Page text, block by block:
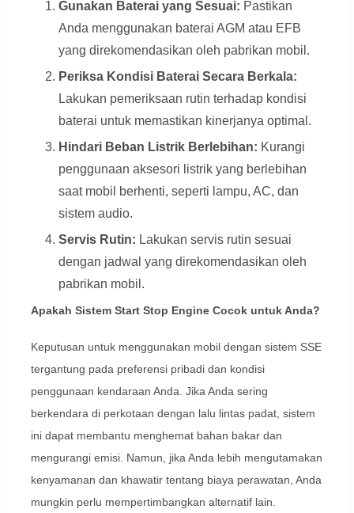
Gunakan Baterai yang Sesuai: Pastikan
Anda menggunakan baterai AGM atau EFB
yang direkomendasikan oleh pabrikan mobil.
Periksa Kondisi Baterai Secara Berkala:
Lakukan pemeriksaan rutin terhadap kondisi
baterai untuk memastikan kinerjanya optimal.
Hindari Beban Listrik Berlebihan: Kurangi
penggunaan aksesori listrik yang berlebihan
saat mobil berhenti, seperti lampu, AC, dan
sistem audio.
Servis Rutin: Lakukan servis rutin sesuai
dengan jadwal yang direkomendasikan oleh
pabrikan mobil.
Apakah Sistem Start Stop Engine Cocok untuk Anda?
Keputusan untuk menggunakan mobil dengan sistem SSE
tergantung pada preferensi pribadi dan kondisi
penggunaan kendaraan Anda. Jika Anda sering
berkendara di perkotaan dengan lalu lintas padat, sistem
ini dapat membantu menghemat bahan bakar dan
mengurangi emisi. Namun, jika Anda lebih mengutamakan
kenyamanan dan khawatir tentang biaya perawatan, Anda
mungkin perlu mempertimbangkan alternatif lain.